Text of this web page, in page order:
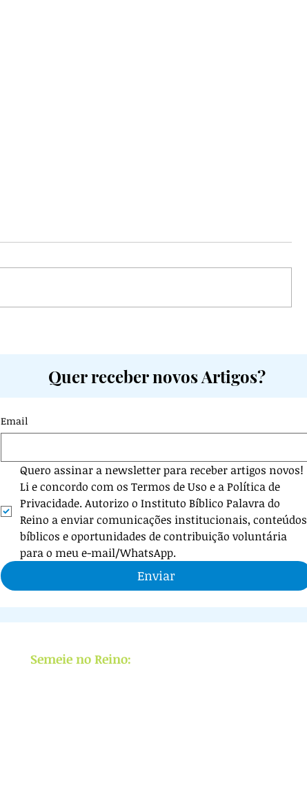
Relação se Torna um Problema
Quer receber novos Artigos?
Email
Quero assinar a newsletter para receber artigos novos!
Li e concordo com os Termos de Uso e a Política de
Privacidade. Autorizo o Instituto Bíblico Palavra do
Reino a enviar comunicações institucionais, conteúdos
bíblicos e oportunidades de contribuição voluntária
para o meu e-mail/WhatsApp.
Enviar
Semeie no Reino: